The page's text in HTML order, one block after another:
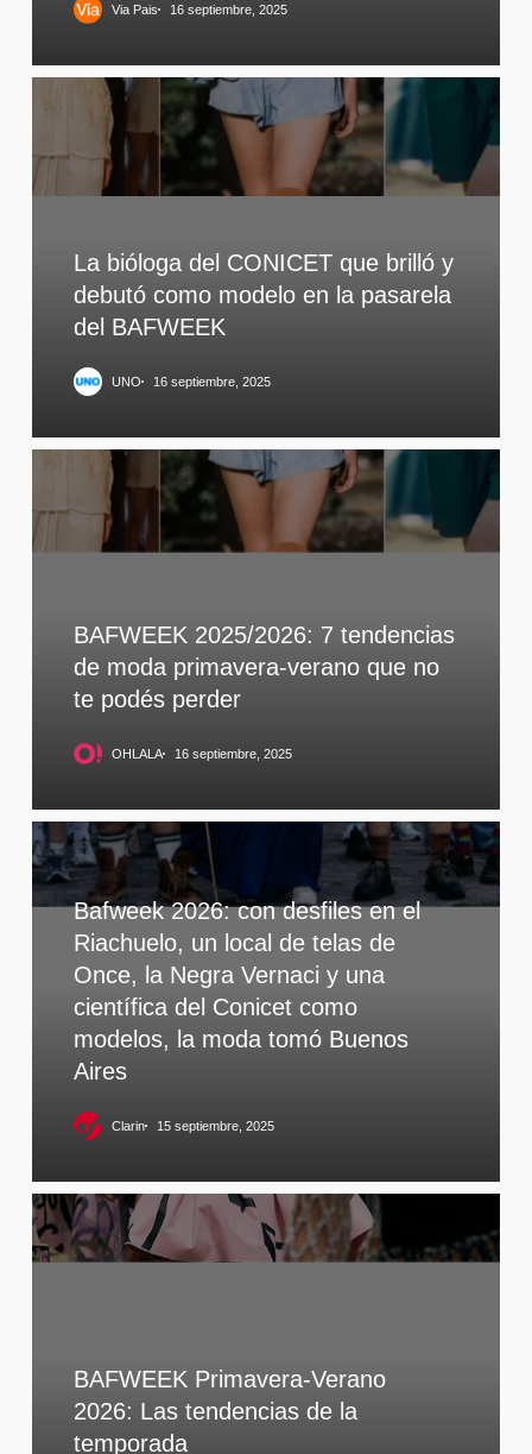
Via Pais 16 septiembre, 2025
La bióloga del CONICET que brilló y
debutó como modelo en la pasarela
del BAFWEEK
UNO 16 septiembre, 2025
BAFWEEK 2025/2026: 7 tendencias
de moda primavera-verano que no
te podés perder
OHLALA 16 septiembre, 2025
Bafweek 2026: con desfiles en el
Riachuelo, un local de telas de
Once, la Negra Vernaci y una
científica del Conicet como
modelos, la moda tomó Buenos
Aires
Clarin 15 septiembre, 2025
BAFWEEK Primavera-Verano
2026: Las tendencias de la
temporada